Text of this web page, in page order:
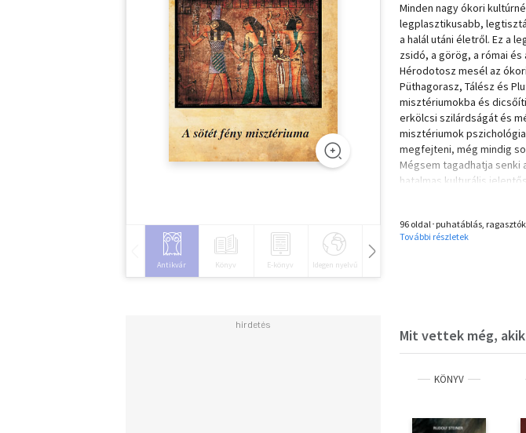
Antikvár Könyv E-könyv Idegen nyelvű
Minden nagy ókori
legplasztikusabb,
a halál utáni életről. Ez a
zsidó, a görög, a római
Hérodotosz mesél az
Püthagorasz, Tálész és
misztériumokba és
erkölcsi szilárdságát és
misztériumok
megfejteni, még mindig
Mégsem tagadhatja senki
hatalmas kulturális
Természetesen az
formális zártsága több
visszafordulásra
Nagyon kevés dolog
tanításoknál. A szakrális
sokrétű és rejtvényekkel
beavatott egyiptomiak
96 oldal･puhatáblás,
További részletek
Mit vettek még,
KÖNYV